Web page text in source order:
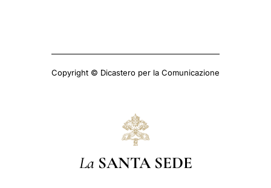
Copyright © Dicastero per la Comunicazione
La SANTA SEDE